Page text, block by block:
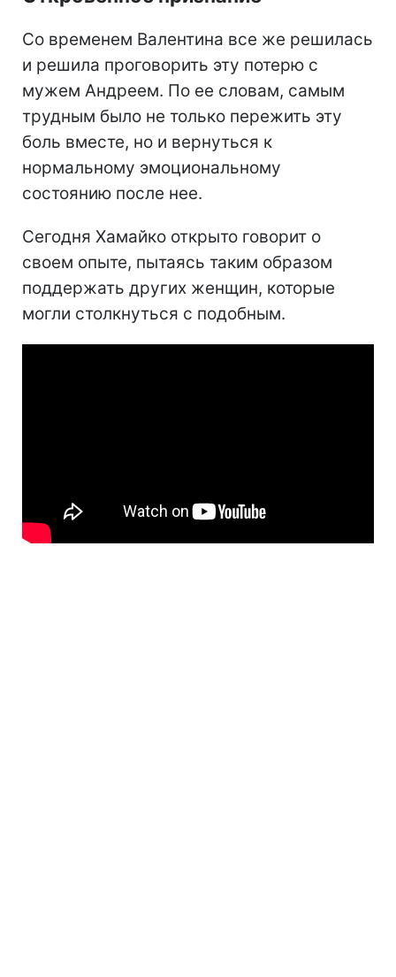
Со временем Валентина все же решилась
и решила проговорить эту потерю с
мужем Андреем. По ее словам, самым
трудным было не только пережить эту
боль вместе, но и вернуться к
нормальному эмоциональному
состоянию после нее.
Сегодня Хамайко открыто говорит о
своем опыте, пытаясь таким образом
поддержать других женщин, которые
могли столкнуться с подобным.